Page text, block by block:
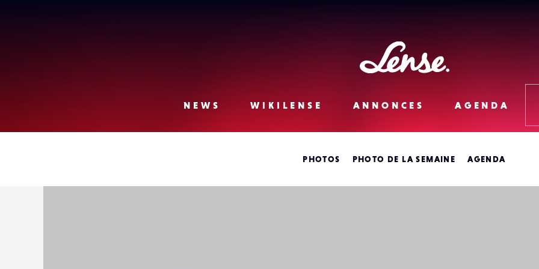
Lense
NEWS WIKILENSE ANNONCES AGENDA
PHOTOS PHOTO DE LA SEMAINE AGENDA